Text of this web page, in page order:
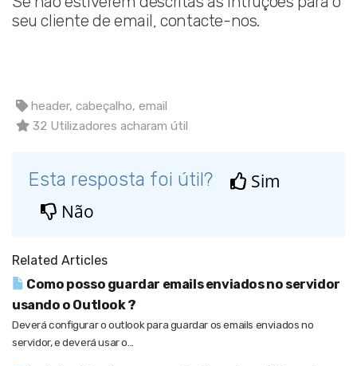
seu cliente de email, contacte-nos.
header, cabeçalho, email
32 Utilizadores acharam útil
Esta resposta foi útil?
Sim
Não
Related Articles
Como posso guardar emails enviados no servidor
usando o Outlook ?
Deverá configurar o outlook para guardar os emails enviados no
servidor, e deverá usar o...